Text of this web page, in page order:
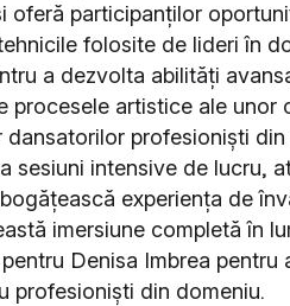
oferă participanților
folosite de lideri în
a dezvolta abilități
procesele artistice ale
dansatorilor profesioniști
sesiuni intensive de lucru,
experiența de
imersiune completă în
Denisa Imbrea
profesioniști din domeniu.